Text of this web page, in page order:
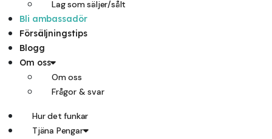
Lag som säljer/sålt
Bli ambassadör
Försäljningstips
Blogg
Om oss
Om oss
Frågor & svar
Hur det funkar
Tjäna Pengar